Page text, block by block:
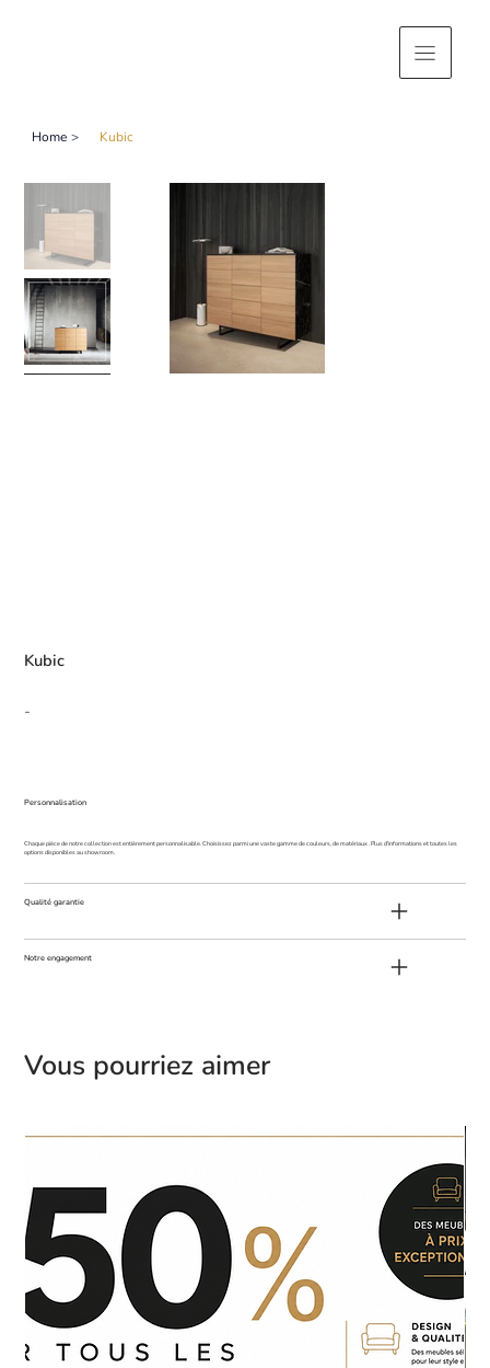
Home > Kubic
Kubic
-
Personnalisation
Chaque pièce de notre collection est entièrement personnalisable. Choisissez parmi une vaste gamme de couleurs, de matériaux . Plus d'informations et toutes les
options disponibles au showroom.
Qualité garantie
Notre engagement
Vous pourriez aimer